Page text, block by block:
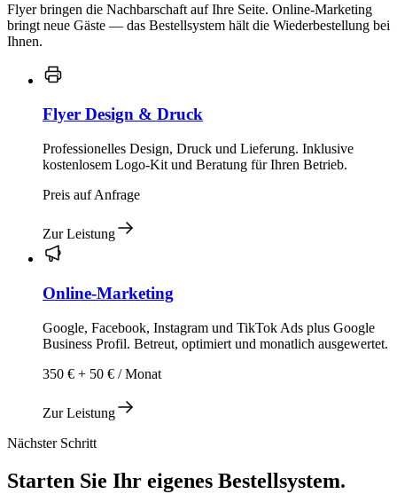
Flyer bringen die Nachbarschaft auf Ihre Seite. Online-Marketing
bringt neue Gäste — das Bestellsystem hält die Wiederbestellung bei
Ihnen.
Flyer Design & Druck
Professionelles Design, Druck und Lieferung. Inklusive
kostenlosem Logo-Kit und Beratung für Ihren Betrieb.
Preis auf Anfrage
Zur Leistung
Online-Marketing
Google, Facebook, Instagram und TikTok Ads plus Google
Business Profil. Betreut, optimiert und monatlich ausgewertet.
350 € + 50 € / Monat
Zur Leistung
Nächster Schritt
Starten Sie Ihr eigenes Bestellsystem.